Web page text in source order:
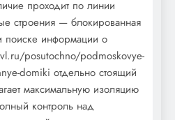
— личная жизнь,
— полная история
знаменитой
вдохновляет своим
проходит по линии
строения — блокированная
поиске информации о
posutochno/podmoskovye-
domiki отдельно стоящий
максимальную изоляцию
контроль над